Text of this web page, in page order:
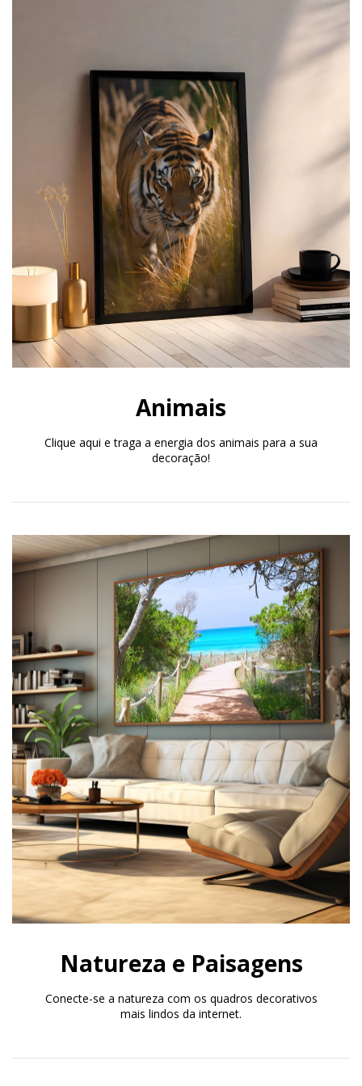
Animais
Clique aqui e traga a energia dos animais para a sua
decoração!
Natureza e Paisagens
Conecte-se a natureza com os quadros decorativos
mais lindos da internet.